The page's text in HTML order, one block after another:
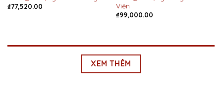
₫77,520.00
Viên
₫99,000.00
XEM THÊM